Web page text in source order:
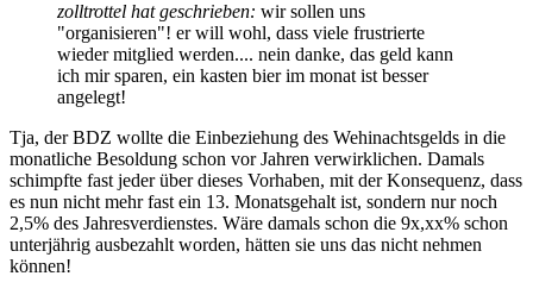
zolltrottel hat geschrieben: wir sollen uns
"organisieren"! er will wohl, dass viele frustrierte
wieder mitglied werden.... nein danke, das geld kann
ich mir sparen, ein kasten bier im monat ist besser
angelegt!
Tja, der BDZ wollte die Einbeziehung des Wehinachtsgelds in die
monatliche Besoldung schon vor Jahren verwirklichen. Damals
schimpfte fast jeder über dieses Vorhaben, mit der Konsequenz, dass
es nun nicht mehr fast ein 13. Monatsgehalt ist, sondern nur noch
2,5% des Jahresverdienstes. Wäre damals schon die 9x,xx% schon
unterjährig ausbezahlt worden, hätten sie uns das nicht nehmen
können!